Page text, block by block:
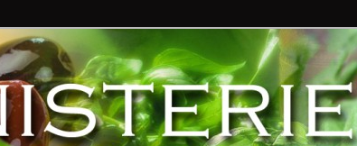
en Drinken
genoegens…